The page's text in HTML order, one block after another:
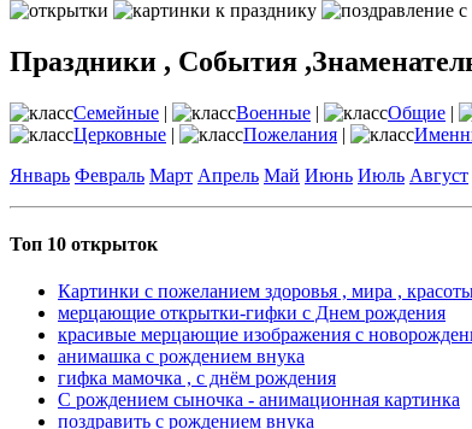
Праздники , События
Семейные | Военные | Общие |
Церковные | Пожелания |
Январь Февраль Март Апрель Май Июнь Июль Август
Топ 10 открыток
Картинки с пожеланием здоровья , мира ,
мерцающие открытки-гифки с Днем рождения
красивые мерцающие изображения с
анимашка с рождением внука
гифка мамочка , с днём рождения
С рождением сыночка - анимационная картинка
поздравить с рождением внука